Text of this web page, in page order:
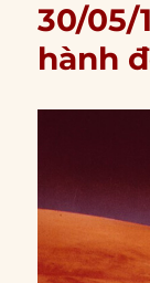
30/05/
hành